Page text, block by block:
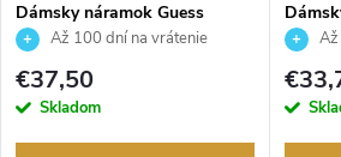
Dámsky náramok Guess
JUBB04557JWRHS
Až 100 dní na vrátenie
tovaru. Autorizovaný predajca.
€37,50
Skladom
tovaru.